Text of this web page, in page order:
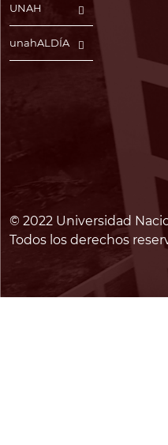
UNAH
unahALDÍA
© 2022 Universidad
Todos los derechos